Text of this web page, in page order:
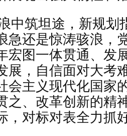
中筑坦途，新规划
急还是惊涛骇浪，
宏图一体贯通、发
展，自信面对大考
会主义现代化国家
之、改革创新的精
，对标对表全力抓